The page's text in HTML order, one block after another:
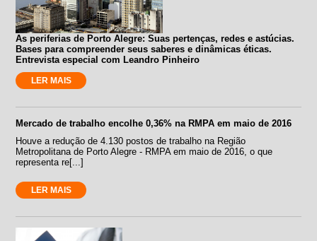
As periferias de Porto Alegre: Suas pertenças, redes e astúcias.
Bases para compreender seus saberes e dinâmicas éticas.
Entrevista especial com Leandro Pinheiro
LER MAIS
Mercado de trabalho encolhe 0,36% na RMPA em maio de 2016
Houve a redução de 4.130 postos de trabalho na Região
Metropolitana de Porto Alegre - RMPA em maio de 2016, o que
representa re[...]
LER MAIS